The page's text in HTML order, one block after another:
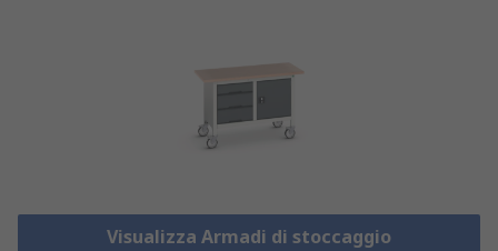
Visualizza Armadi di stoccaggio